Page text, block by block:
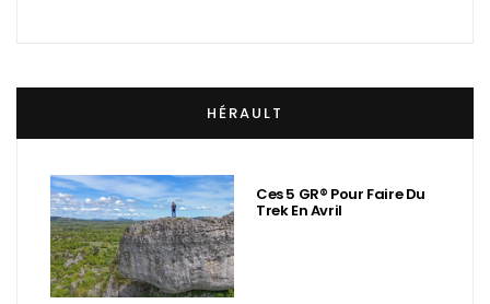
HÉRAULT
Ces 5 GR® Pour Faire Du
Trek En Avril